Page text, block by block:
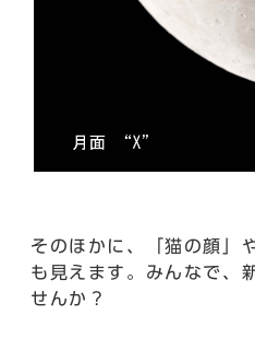
そのほかに、「猫の顔」
も見えます。みんなで、
せんか？